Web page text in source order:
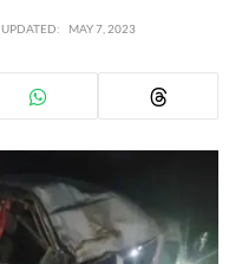
UPDATED: MAY 7, 2023